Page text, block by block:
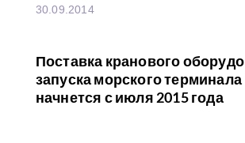
30.09.2014
Поставка кранового
запуска морского
начнется с июля 2015 года